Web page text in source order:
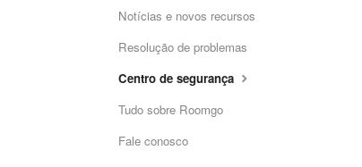
Notícias e novos recursos
Resolução de problemas
Centro de segurança
Tudo sobre Roomgo
Fale conosco